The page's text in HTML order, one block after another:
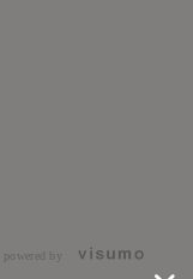
グローブなど濡れ
powered by